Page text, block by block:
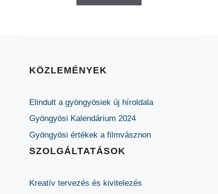
KÖZLEMÉNYEK
Elindult a gyöngyösiek új híroldala
Gyöngyösi Kalendárium 2024
Gyöngyösi értékek a filmvásznon
SZOLGÁLTATÁSOK
Kreatív tervezés és kivitelezés